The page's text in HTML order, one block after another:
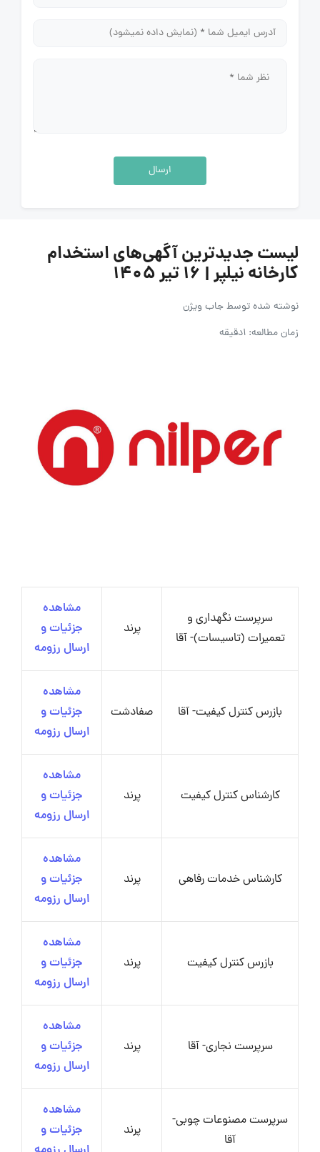
ارسال
لیست جدیدترین آگهی‌های استخدام
کارخانه نیلپر | ۱۶ تیر ۱۴۰۵
نوشته شده توسطجاب ویژن
زمان مطالعه: 1دقیقه
سرپرست نگهداری و
تعمیرات (تاسیسات)- آقا
پرند
مشاهده
جزئیات و
ارسال رزومه
بازرس کنترل کیفیت- آقا صفادشت
مشاهده
جزئیات و
ارسال رزومه
کارشناس کنترل کیفیت پرند
مشاهده
جزئیات و
ارسال رزومه
کارشناس خدمات رفاهی پرند
مشاهده
جزئیات و
ارسال رزومه
بازرس کنترل کیفیت پرند
مشاهده
جزئیات و
ارسال رزومه
سرپرست نجاری- آقا پرند
مشاهده
جزئیات و
ارسال رزومه
سرپرست مصنوعات چوبی-
آقا
پرند
مشاهده
جزئیات و